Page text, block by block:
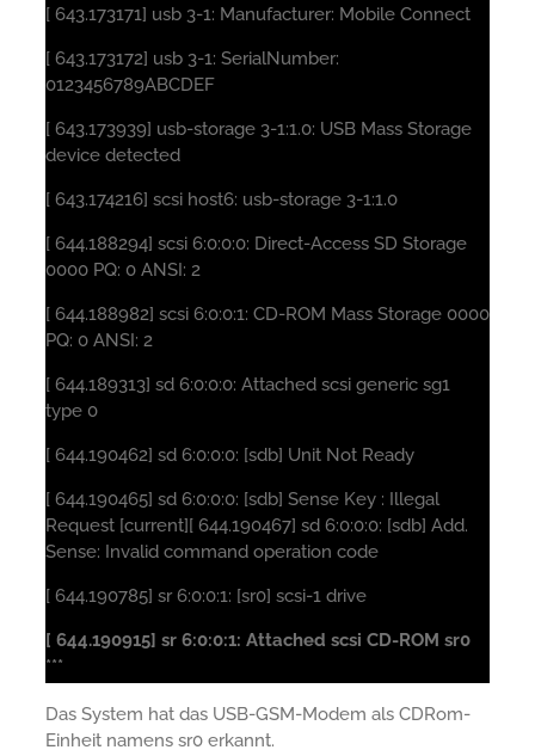
[ 643.173171] usb 3-1: Manufacturer: Mobile Connect
[ 643.173172] usb 3-1: SerialNumber:
0123456789ABCDEF
[ 643.173939] usb-storage 3-1:1.0: USB Mass Storage
device detected
[ 643.174216] scsi host6: usb-storage 3-1:1.0
[ 644.188294] scsi 6:0:0:0: Direct-Access SD Storage
0000 PQ: 0 ANSI: 2
[ 644.188982] scsi 6:0:0:1: CD-ROM Mass Storage 0000
PQ: 0 ANSI: 2
[ 644.189313] sd 6:0:0:0: Attached scsi generic sg1
type 0
[ 644.190462] sd 6:0:0:0: [sdb] Unit Not Ready
[ 644.190465] sd 6:0:0:0: [sdb] Sense Key : Illegal
Request [current][ 644.190467] sd 6:0:0:0: [sdb] Add.
Sense: Invalid command operation code
[ 644.190785] sr 6:0:0:1: [sr0] scsi-1 drive
[ 644.190915] sr 6:0:0:1: Attached scsi CD-ROM sr0
***
Das System hat das USB-GSM-Modem als CDRom-
Einheit namens sr0 erkannt.